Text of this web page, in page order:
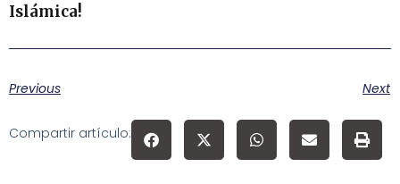
Islámica!
Previous Next
Compartir artículo: